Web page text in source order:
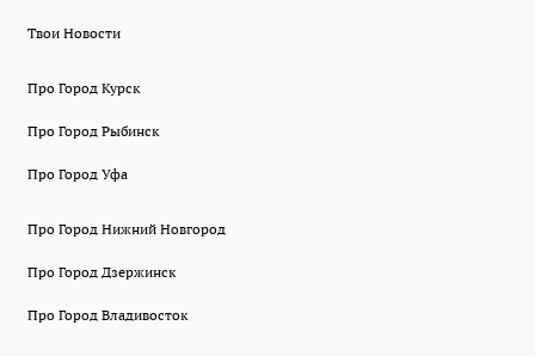
Твои Новости
Про Город Курск
Про Город Рыбинск
Про Город Уфа
Про Город Нижний Новгород
Про Город Дзержинск
Про Город Владивосток